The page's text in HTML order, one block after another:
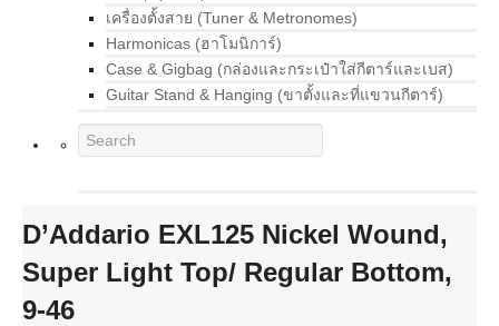
เครื่องตั้งสาย (Tuner & Metronomes)
Harmonicas (ฮาโมนิการ์)
Case & Gigbag (กล่องและกระเป๋าใส่กีตาร์และเบส)
Guitar Stand & Hanging (ขาตั้งและที่แขวนกีตาร์)
D’Addario EXL125 Nickel Wound,
Super Light Top/ Regular Bottom,
9-46